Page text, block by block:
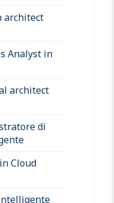
architect
Analyst in
architect
di
Cloud